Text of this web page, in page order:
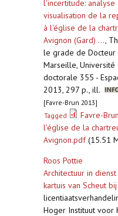
l'incertitude:
visualisation de la
à l'église de la
Avignon (Gard) ...,
le grade de Docteur
Marseille, Université
doctorale 355 -
2013, 297 p., ill.
[Favre-Brun 2013]
Tagged
Favre-
l'église de la
Avignon.pdf(15.51
Roos Pottie
Architectuur in
kartuis van Scheut
Hoger Instituut voor